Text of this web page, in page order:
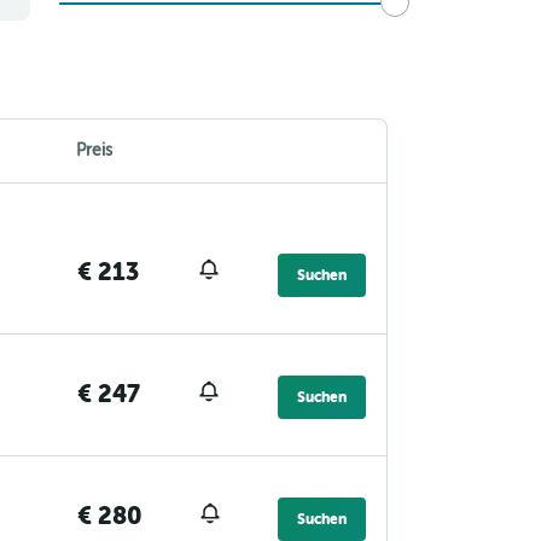
Preis
€ 213 Suchen
€ 247 Suchen
€ 280 Suchen